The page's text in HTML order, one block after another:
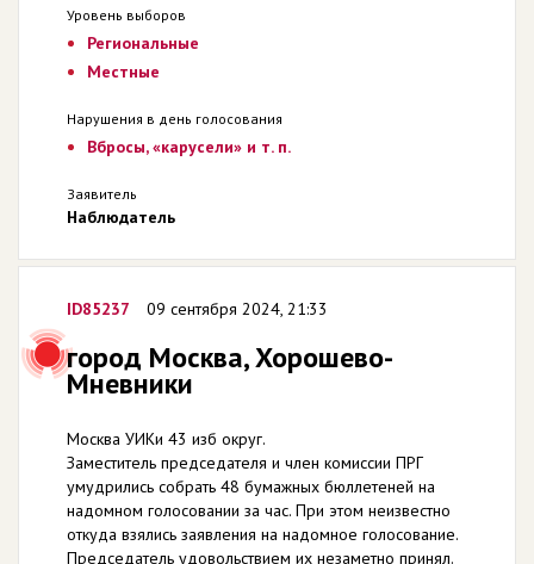
Уровень выборов
Региональные
Местные
Нарушения в день голосования
Вбросы, «карусели» и т. п.
Заявитель
Наблюдатель
ID85237 09 сентября 2024, 21:33
город Москва, Хорошево-
Мневники
Москва УИКи 43 изб округ.
Заместитель председателя и член комиссии ПРГ
умудрились собрать 48 бумажных бюллетеней на
надомном голосовании за час. При этом неизвестно
откуда взялись заявления на надомное голосование.
Председатель удовольствием их незаметно принял.